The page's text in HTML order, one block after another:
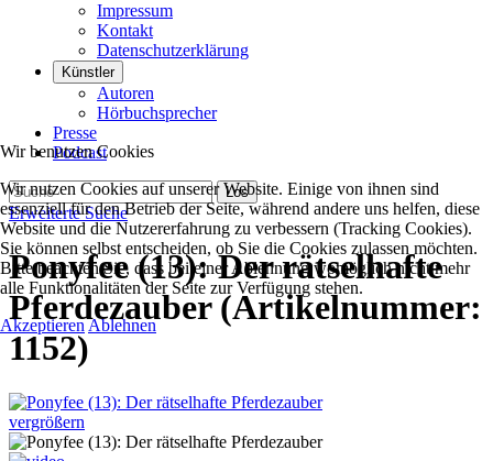
Impressum
Kontakt
Datenschutzerklärung
Künstler
Autoren
Hörbuchsprecher
Presse
Podcast
Erweiterte Suche
Ponyfee (13): Der rätselhafte
Pferdezauber(Artikelnummer:
1152)
vergrößern
Wir benutzen Cookies
Wir nutzen Cookies auf unserer Website. Einige von ihnen sind
essenziell für den Betrieb der Seite, während andere uns helfen, diese
Website und die Nutzererfahrung zu verbessern (Tracking Cookies).
Sie können selbst entscheiden, ob Sie die Cookies zulassen möchten.
Bitte beachten Sie, dass bei einer Ablehnung womöglich nicht mehr
alle Funktionalitäten der Seite zur Verfügung stehen.
AkzeptierenAblehnen